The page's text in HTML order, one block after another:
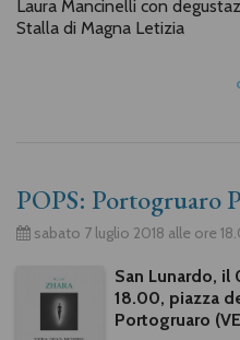
Laura Mancinelli con
Stalla di Magna Letizia
POPS: Portogruaro
sabato 7 luglio 2018 alle ore
San Lunardo, il
18.00, piazza
Portogruaro